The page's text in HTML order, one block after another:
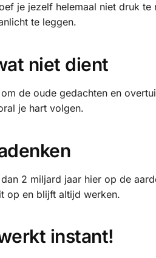
je jezelf helemaal niet druk
te leggen.
niet dient
de oude gedachten en
je hart volgen.
2 miljard jaar hier op de
op en blijft altijd werken.
instant!